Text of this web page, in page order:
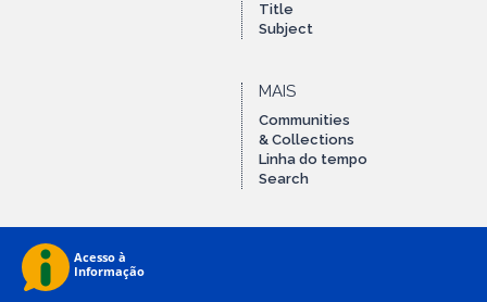
Title
Subject
MAIS
Communities
& Collections
Linha do tempo
Search